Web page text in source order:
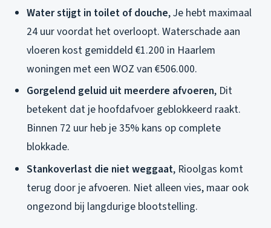
Water stijgt in toilet of douche, Je hebt maximaal
24 uur voordat het overloopt. Waterschade aan
vloeren kost gemiddeld €1.200 in Haarlem
woningen met een WOZ van €506.000.
Gorgelend geluid uit meerdere afvoeren, Dit
betekent dat je hoofdafvoer geblokkeerd raakt.
Binnen 72 uur heb je 35% kans op complete
blokkade.
Stankoverlast die niet weggaat, Rioolgas komt
terug door je afvoeren. Niet alleen vies, maar ook
ongezond bij langdurige blootstelling.